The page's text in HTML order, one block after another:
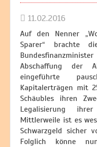
11.02.2016
Auf den Nenner
Sparer“ brachte
Abschaffung der
eingeführte
Kapitalerträgen mit
Schäubles ihren
Legalisierung
Mittlerweile ist es
Schwarzgeld sicher
Folglich könne